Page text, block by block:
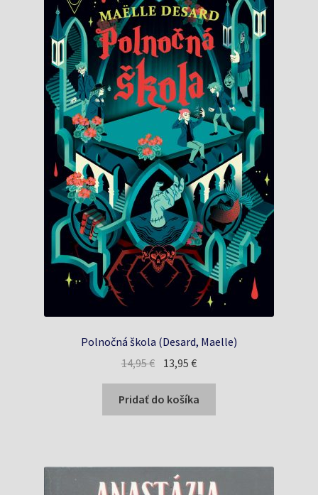
Kontakt
Polnočná škola (Desard, Maelle)
14,95€ Pôvodná
cena
bola:
14,95 €.
13,95€Aktuálna
cena
je:
13,95 €.
Pridať do košíka